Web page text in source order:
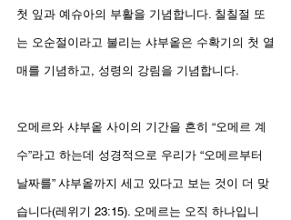
첫 잎과 예슈아의 부활을 기념합니다. 칠칠절 또
는 오순절이라고 불리는 샤부옽은 수확기의 첫 열
매를 기념하고, 성령의 강림을 기념합니다.
오메르와 샤부옽 사이의 기간을 흔히 “오메르 계
수”라고 하는데 성경적으로 우리가 “오메르부터
날짜를” 샤부옽까지 세고 있다고 보는 것이 더 맞
습니다(레위기 23:15). 오메르는 오직 하나입니